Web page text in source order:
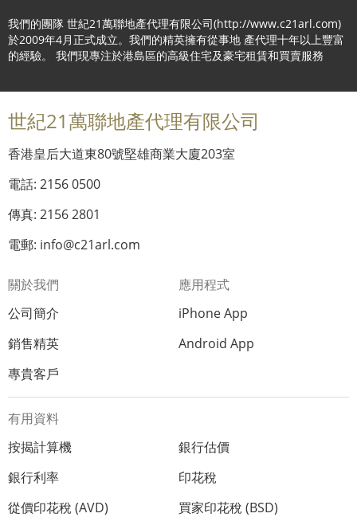
我們的團隊 世紀21萬聯地產代理有限公司(http://www.c21arl.com)
於2009年4月正式成立。我們的精英擁有從事地 產代理十年以上豐富
的經驗。 我們現專注於港島區的高級住宅及豪宅租賃和買賣服務
世紀21萬聯地產代理有限公司
香港皇后大道東80號堅雄商業大廈203室
電話: 2156 0500
傳真: 2156 2801
電郵: info@c21arl.com
關於我們
公司簡介
銷售精英
專貴客戶
應用程式
iPhone App
Android App
有用資料
按揭計算機
銀行估價
銀行利率
印花稅
從價印花稅 (AVD)
買家印花稅 (BSD)